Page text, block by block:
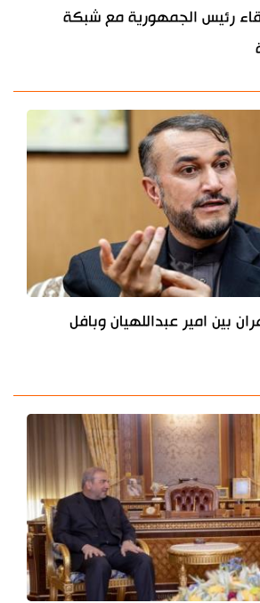
رئيس الجمهورية مع شبكة
بين امير عبداللهيان وبافل